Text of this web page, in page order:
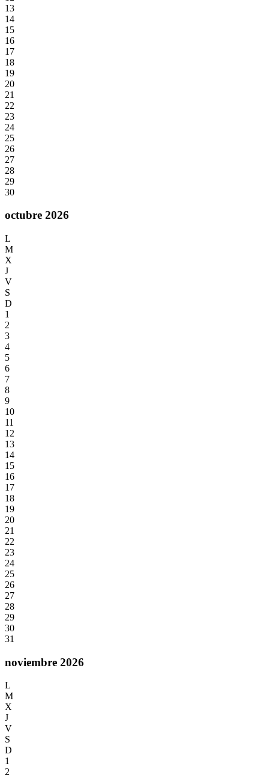
13
14
15
16
17
18
19
20
21
22
23
24
25
26
27
28
29
30
octubre 2026
L
M
X
J
V
S
D
1
2
3
4
5
6
7
8
9
10
11
12
13
14
15
16
17
18
19
20
21
22
23
24
25
26
27
28
29
30
31
noviembre 2026
L
M
X
J
V
S
D
1
2